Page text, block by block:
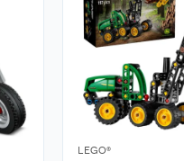
LEGO®